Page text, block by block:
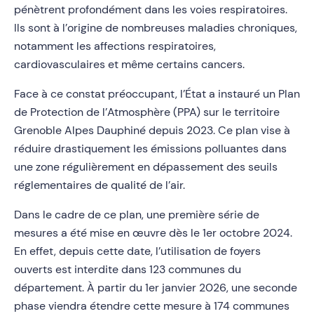
pénètrent profondément dans les voies respiratoires.
Ils sont à l’origine de nombreuses maladies chroniques,
notamment les affections respiratoires,
cardiovasculaires et même certains cancers.
Face à ce constat préoccupant, l’État a instauré un Plan
de Protection de l’Atmosphère (PPA) sur le territoire
Grenoble Alpes Dauphiné depuis 2023. Ce plan vise à
réduire drastiquement les émissions polluantes dans
une zone régulièrement en dépassement des seuils
réglementaires de qualité de l’air.
Dans le cadre de ce plan, une première série de
mesures a été mise en œuvre dès le 1er octobre 2024.
En effet, depuis cette date, l’utilisation de foyers
ouverts est interdite dans 123 communes du
département. À partir du 1er janvier 2026, une seconde
phase viendra étendre cette mesure à 174 communes